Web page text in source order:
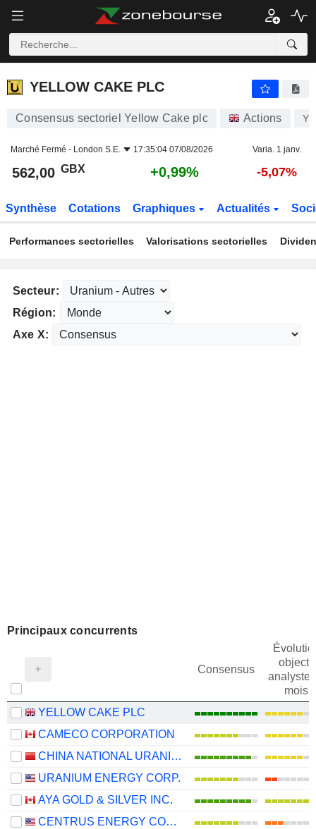
YELLOW CAKE PLC
YELLOW CAKE PLC
Consensus sectoriel Yellow Cake plc Actions
Marché Fermé - London S.E. 17:35:04 07/08/2026 Varia. 1 janv.
562,00 GBX +0,99% -5,07%
Synthèse Cotations Graphiques Actualités
Performances sectorielles Valorisations sectorielles
Secteur:
Région:
Axe X:
Principaux concurrents
Consensus
objectif
mois
YELLOW CAKE PLC
CAMECO CORPORATION
CHINA NATIONAL URANIUM CO., LTD.
URANIUM ENERGY CORP.
AYA GOLD & SILVER INC.
CENTRUS ENERGY CORP.